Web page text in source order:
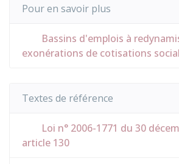
Pour en savoir plus
Bassins d'emplois à
exonérations de cotisations
Textes de référence
Loi n° 2006-1771 du 30
article 130